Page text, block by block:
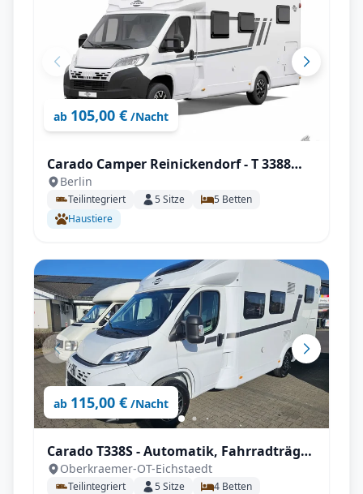
ab 105,00 € /Nacht
Carado Camper Reinickendorf - T 3388
Palmo Edition mit Solar uvm.
Berlin
Teilintegriert 5Sitze 5 Betten
Haustiere
ab 115,00 € /Nacht
Carado T338S - Automatik, Fahrradträger,
inkl. Sonderzubehör
Oberkraemer-OT-Eichstaedt
Teilintegriert 5Sitze 4 Betten